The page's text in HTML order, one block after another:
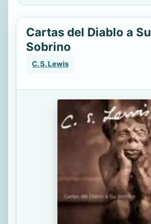
Cartas del Diablo a Su
Sobrino
C. S. Lewis